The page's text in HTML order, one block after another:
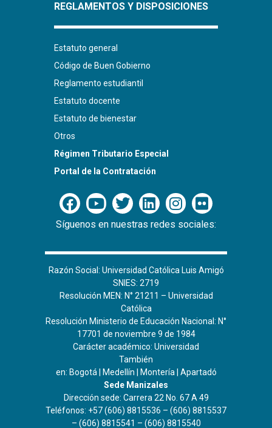
REGLAMENTOS Y DISPOSICIONES
Estatuto general
Código de Buen Gobierno
Reglamento estudiantil
Estatuto docente
Estatuto de bienestar
Otros
Régimen Tributario Especial
Portal de la Contratación
Síguenos en nuestras redes sociales:
Razón Social: Universidad Católica Luis Amigó
SNIES: 2719
Resolución MEN: N° 21211 – Universidad
Católica
Resolución Ministerio de Educación Nacional: N°
17701 de noviembre 9 de 1984
Carácter académico: Universidad
También
en: Bogotá Medellín Montería
Apartadó
Sede Manizales
Dirección sede: Carrera 22 No. 67 A 49
Teléfonos: +57 (606) 8815536 – (606) 8815537
– (606) 8815541 – (606) 8815540